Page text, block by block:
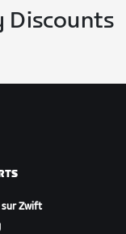
Discounts
sur Zwift